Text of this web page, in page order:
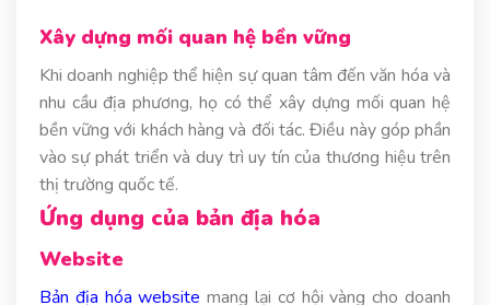
Xây dựng mối quan hệ bền vững
Khi doanh nghiệp thể hiện sự quan tâm đến văn hóa và
nhu cầu địa phương, họ có thể xây dựng mối quan hệ
bền vững với khách hàng và đối tác. Điều này góp phần
vào sự phát triển và duy trì uy tín của thương hiệu trên
thị trường quốc tế.
Ứng dụng của bản địa hóa
Website
Bản địa hóa website mang lại cơ hội vàng cho doanh